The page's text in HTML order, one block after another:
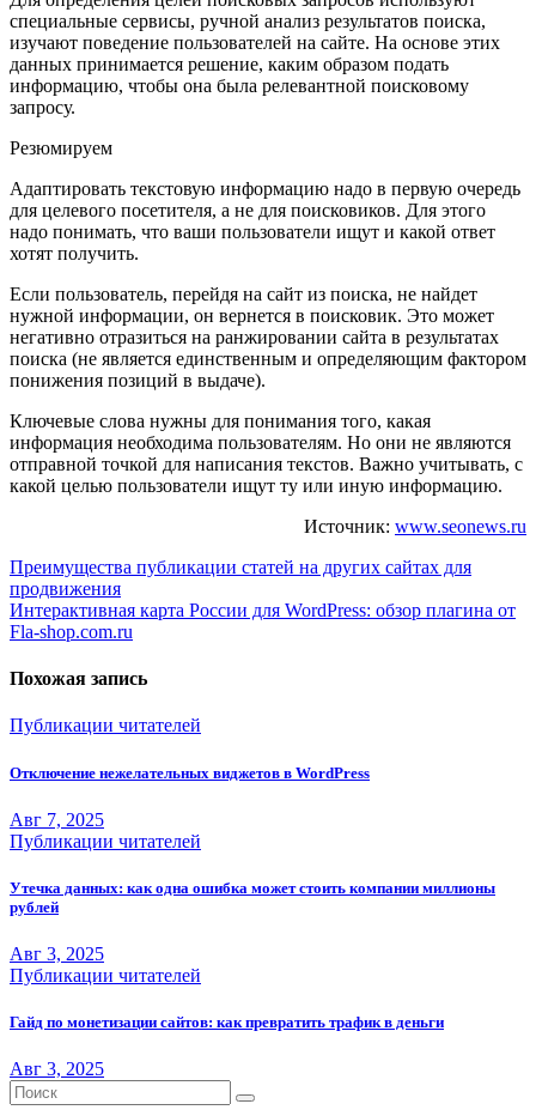
специальные сервисы, ручной анализ результатов поиска,
изучают поведение пользователей на сайте. На основе этих
данных принимается решение, каким образом подать
информацию, чтобы она была релевантной поисковому
запросу.
Резюмируем
Адаптировать текстовую информацию надо в первую очередь
для целевого посетителя, а не для поисковиков. Для этого
надо понимать, что ваши пользователи ищут и какой ответ
хотят получить.
Если пользователь, перейдя на сайт из поиска, не найдет
нужной информации, он вернется в поисковик. Это может
негативно отразиться на ранжировании сайта в результатах
поиска (не является единственным и определяющим фактором
понижения позиций в выдаче).
Ключевые слова нужны для понимания того, какая
информация необходима пользователям. Но они не являются
отправной точкой для написания текстов. Важно учитывать, с
какой целью пользователи ищут ту или иную информацию.
Источник: www.seonews.ru
Навигация
по
записям
Преимущества публикации статей на других сайтах для
продвижения
Интерактивная карта России для WordPress: обзор плагина от
Fla-shop.com.ru
Похожая запись
Публикации читателей
Отключение нежелательных виджетов в WordPress
Авг 7, 2025
Публикации читателей
Утечка данных: как одна ошибка может стоить компании миллионы
рублей
Авг 3, 2025
Публикации читателей
Гайд по монетизации сайтов: как превратить трафик в деньги
Авг 3, 2025